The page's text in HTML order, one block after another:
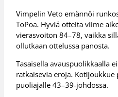
Vimpelin Veto emännöi
ToPoa. Hyviä otteita viime
vierasvoiton 84–78, vaikka
ollutkaan ottelussa panosta.
Tasaisella avauspuolikkaalla
ratkaisevia eroja. Kotijoukkue
puoliajalle 43–39-johdossa.